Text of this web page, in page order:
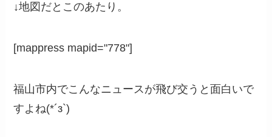
↓地図だとこのあたり。
[mappress mapid="778"]
福山市内でこんなニュースが飛び交うと面白いで
すよね(*´з`)